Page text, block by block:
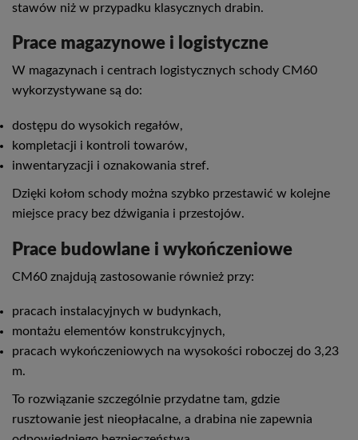
stawów niż w przypadku klasycznych drabin.
Prace magazynowe i logistyczne
W magazynach i centrach logistycznych schody CM60
wykorzystywane są do:
dostępu do wysokich regałów,
kompletacji i kontroli towarów,
inwentaryzacji i oznakowania stref.
Dzięki kołom schody można szybko przestawić w kolejne
miejsce pracy bez dźwigania i przestojów.
Prace budowlane i wykończeniowe
CM60 znajdują zastosowanie również przy:
pracach instalacyjnych w budynkach,
montażu elementów konstrukcyjnych,
pracach wykończeniowych na wysokości roboczej do 3,23
m.
To rozwiązanie szczególnie przydatne tam, gdzie
rusztowanie jest nieopłacalne, a drabina nie zapewnia